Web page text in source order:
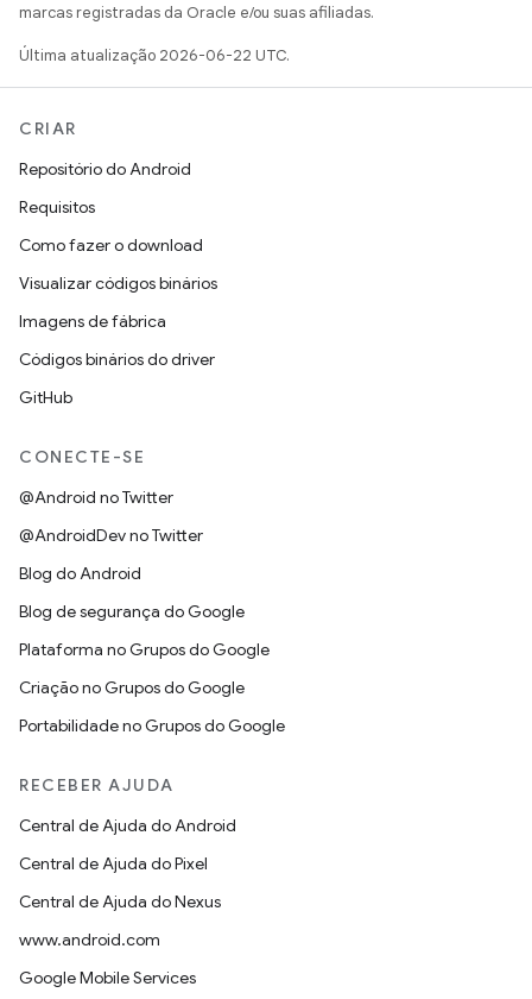
marcas registradas da Oracle e/ou suas afiliadas.
Última atualização 2026-06-22 UTC.
CRIAR
Repositório do Android
Requisitos
Como fazer o download
Visualizar códigos binários
Imagens de fábrica
Códigos binários do driver
GitHub
CONECTE-SE
@Android no Twitter
@AndroidDev no Twitter
Blog do Android
Blog de segurança do Google
Plataforma no Grupos do Google
Criação no Grupos do Google
Portabilidade no Grupos do Google
RECEBER AJUDA
Central de Ajuda do Android
Central de Ajuda do Pixel
Central de Ajuda do Nexus
www.android.com
Google Mobile Services